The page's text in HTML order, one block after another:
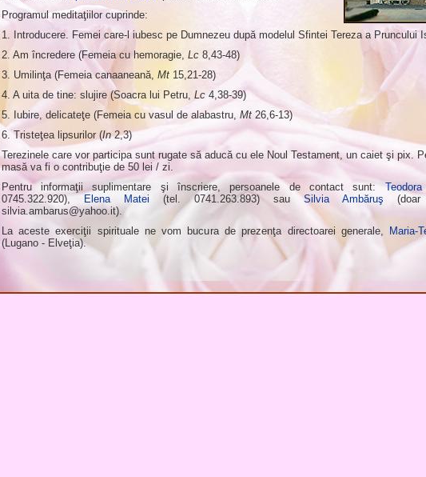
Programul meditaţiilor cuprinde:
1. Introducere. Femei care-l iubesc pe Dumnezeu după modelul Sfintei Tereza a Pruncului
2. Am încredere (Femeia cu hemoragie, Lc8,43-48)
3. Umilinţa (Femeia canaaneană, Mt15,21-28)
4. A uita de tine: slujire (Soacra lui Petru, Lc4,38-39)
5. Iubire, delicateţe (Femeia cu vasul de alabastru, Mt26,6-13)
6. Tristeţea lipsurilor (In2,3)
Terezinele care vor participa sunt rugate să aducă cu ele Noul Testament, un caiet şi pix.
masă va fi o contribuţie de 50 lei / zi.
Pentru informaţii suplimentare şi înscriere, persoanele de contact sunt:
0745.322.920), Elena Matei (tel. 0741.263.893) sauSilvia Ambăruş (doar
silvia.ambarus@yahoo.it).
La aceste exerciţii spirituale ne vom bucura de prezenţa directoarei generale, Maria-
(Lugano - Elveţia).